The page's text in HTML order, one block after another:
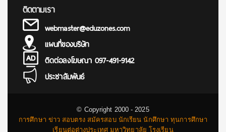
ติดตามเรา
webmaster@eduzones.com
แผนที่ของบริษัท
ติดต่อลงโฆษณา 097-491-9142
ประชาสัมพันธ์
© Copyright 2000 - 2025
การศึกษา ข่าว สอบตรง สมัครสอบ นักเรียน นักศึกษา ทุนการศึกษา
เรียนต่อต่างประเทศ มหาวิทยาลัย โรงเรียน